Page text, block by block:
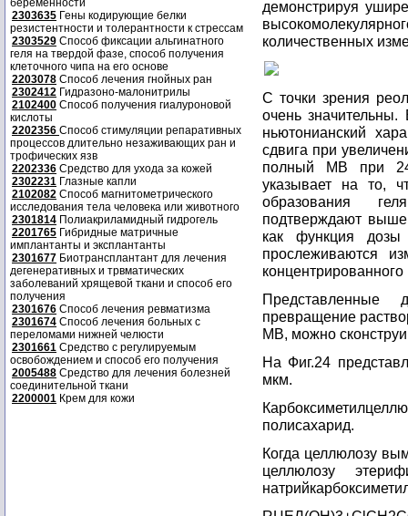
беременности
2303635 Гены кодирующие белки
резистентности и толерантности к стрессам
2303529 Способ фиксации альгинатного
геля на твердой фазе, способ получения
клеточного чипа на его основе
2203078 Способ лечения гнойных ран
2302412 Гидразоно-малонитрилы
2102400 Способ получения гиалуроновой
кислоты
2202356 Способ стимуляции репаративных
процессов длительно незаживающих ран и
трофических язв
2202336 Средство для ухода за кожей
2302231 Глазные капли
2102082 Способ магнитометрического
исследования тела человека или животного
2301814 Полиакриламидный гидрогель
2201765 Гибридные матричные
имплантанты и эксплантанты
2301677 Биотрансплантант для лечения
дегенеративных и трвматических
заболеваний хрящевой ткани и способ его
получения
2301676 Способ лечения ревматизма
2301674 Способ лечения больных с
переломами нижней челюсти
2301661 Средство с регулируемым
освобождением и способ его получения
2005488 Средство для лечения болезней
соединительной ткани
2200001 Крем для кожи
демонстрируя
количественных
С точки зрения
очень значительны.
ньютонианский
сдвига при
полный МВ при
указывает на то,
образования
подтверждают
как функция дозы
прослеживаются
Представленные
превращение
МВ, можно
На Фиг.24
мкм.
полисахарид.
Когда целлюлозу
целлюлозу